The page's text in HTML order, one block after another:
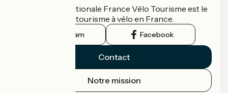
L'association nationale France Vélo Tourisme est le
guide officiel du tourisme à vélo en France.
Instagram Facebook
Contact
Notre mission